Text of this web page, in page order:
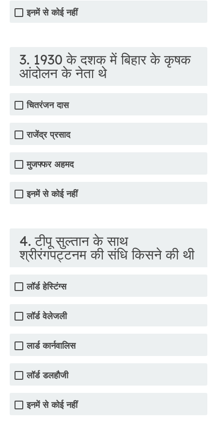
इनमें से कोई नहीं
3. 1930 के दशक में बिहार के कृषक
आंदोलन के नेता थे
चितरंजन दास
राजेंद्र प्रसाद
मुजफ्फर अहमद
इनमें से कोई नहीं
4. टीपू सुल्तान के साथ
श्रीरंगपट्टनम की संधि किसने की थी
लॉर्ड हेस्टिंग्स
लॉर्ड वेलेजली
लार्ड कार्नवालिस
लॉर्ड डलहौजी
इनमें से कोई नहीं